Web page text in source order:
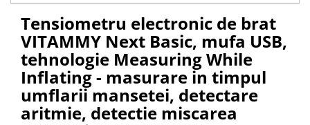
Ondulatoare si placi de par
Ondulatoare
Placi de par
Uscatoare si perii electrice
Uscatoare
Perii electrice
Articole ingrijire copii
Tensiometru electronic de brat
VITAMMY Next Basic, mufa USB,
tehnologie Measuring While
Inflating - masurare in timpul
umflarii mansetei, detectare
aritmie, detectie miscarea